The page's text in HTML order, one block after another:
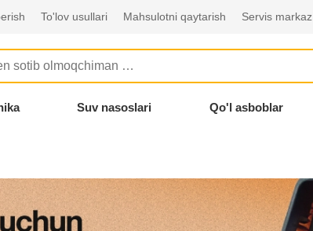
To'lov usullari Mahsulotni qaytarish Servis markaz
Suv nasoslari Qo'l asboblar